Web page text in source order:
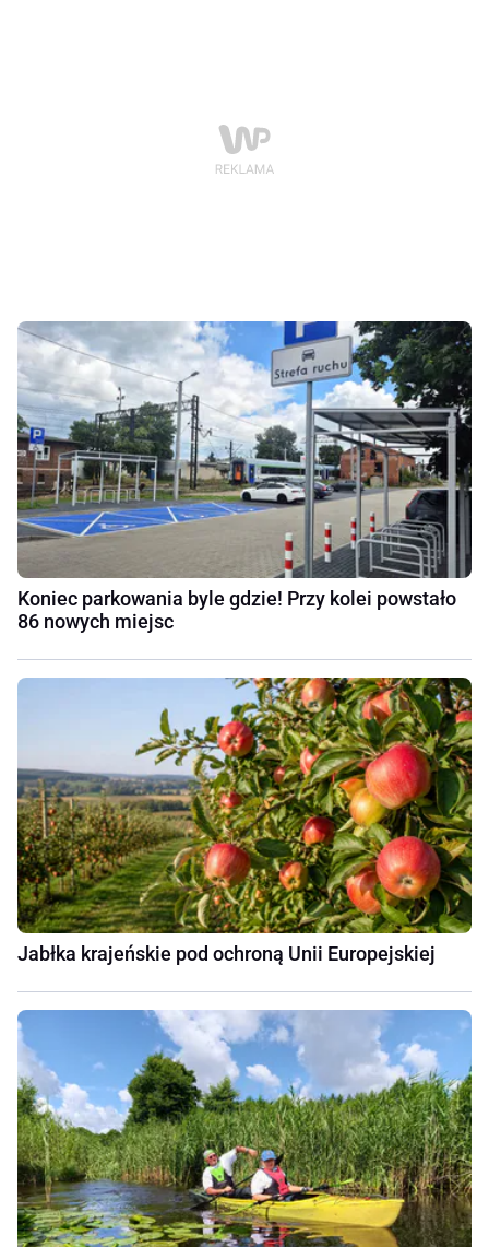
Koniec parkowania byle gdzie! Przy kolei powstało
86 nowych miejsc
Jabłka krajeńskie pod ochroną Unii Europejskiej